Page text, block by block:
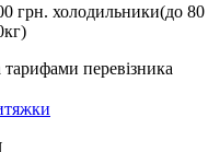
грн. холодильники(до 80
тарифами перевізника